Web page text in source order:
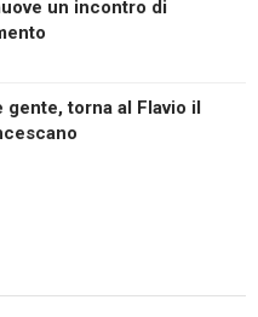
un incontro di
gente, torna al Flavio il